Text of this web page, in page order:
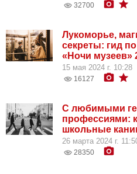
32700
Лукоморье,
секреты: гид
«Ночи музеев»
15 мая 2024 г. 10:28
16127
С любимыми
профессиями:
школьные
26 марта 2024 г.
28350